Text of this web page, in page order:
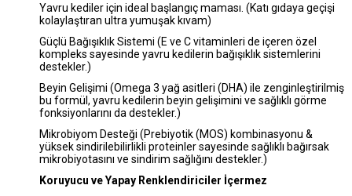
Yavru kediler için ideal başlangıç maması. (Katı gıdaya geçişi
kolaylaştıran ultra yumuşak kıvam)
Güçlü Bağışıklık Sistemi (E ve C vitaminleri de içeren özel
kompleks sayesinde yavru kedilerin bağışıklık sistemlerini
destekler.)
Beyin Gelişimi (Omega 3 yağ asitleri (DHA) ile zenginleştirilmiş
bu formül, yavru kedilerin beyin gelişimini ve sağlıklı görme
fonksiyonlarını da destekler.)
Mikrobiyom Desteği (Prebiyotik (MOS) kombinasyonu &
yüksek sindirilebilirlikli proteinler sayesinde sağlıklı bağırsak
mikrobiyotasını ve sindirim sağlığını destekler.)
Koruyucu ve Yapay Renklendiriciler İçermez